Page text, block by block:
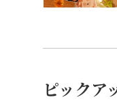
ピックア